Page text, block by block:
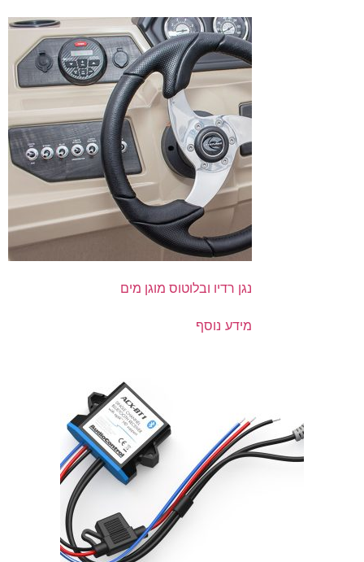
נגן רדיו ובלוטוס מוגן מים
מידע נוסף